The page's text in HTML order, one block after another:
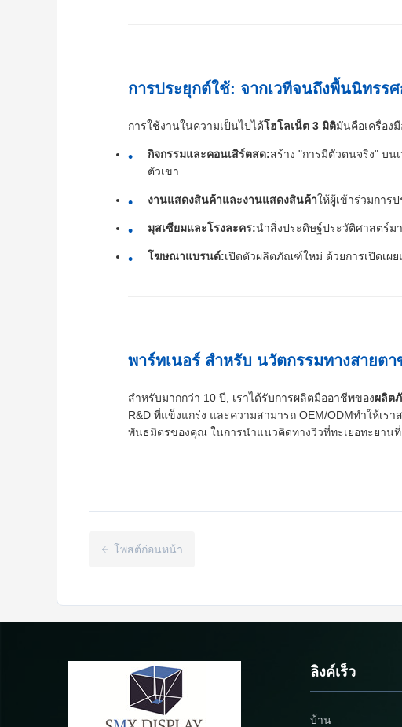
การประยุกต์ใช้: จากเวทีจนถึงพื้นนิทรรศ
การใช้งานในความเป็นไปได้โฮโลเน็ต 3 มิติมันคือเครื่อง
กิจกรรมและคอนเสิร์ตสด:สร้าง "การมีตัวตนจริง" บ
ตัวเขา
งานแสดงสินค้าและงานแสดงสินค้าให้ผู้เข้าร่วมการ
มุสเซียมและโรงละคร:นําสิ่งประดิษฐ์ประวัติศาสตร์ม
โฆษณาแบรนด์:เปิดตัวผลิตภัณฑ์ใหม่ ด้วยการเปิดเผ
พาร์ทเนอร์ สําหรับ นวัตกรรมทางสายต
สําหรับมากกว่า 10 ปี, เราได้รับการผลิตมืออาชีพของผลิต
R&D ที่แข็งแกร่ง และความสามารถ OEM/ODMทําให้เ
พันธมิตรของคุณ ในการนําแนวคิดทางวิวที่ทะเยอทะยาน
โพสต์ก่อนหน้า
ลิงค์เร็ว
บ้าน